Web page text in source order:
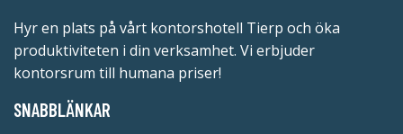
Hyr en plats på vårt kontorshotell Tierp och öka
produktiviteten i din verksamhet. Vi erbjuder
kontorsrum till humana priser!
SNABBLÄNKAR